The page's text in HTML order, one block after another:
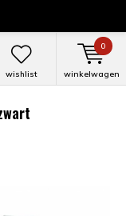
wishlist winkelwagen
0